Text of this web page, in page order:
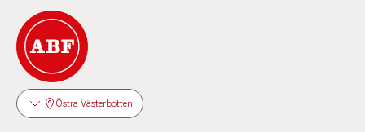
Östra Västerbotten